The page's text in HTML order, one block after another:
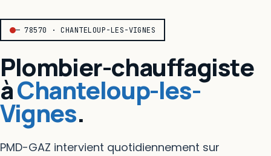
— 78570 · CHANTELOUP-LES-VIGNES
Plombier-chauffagiste
àChanteloup-les-
Vignes.
PMD-GAZ intervient quotidiennement sur